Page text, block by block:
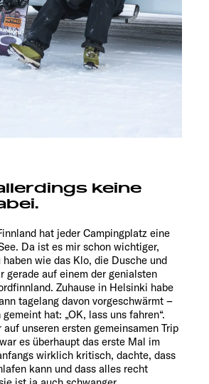
keine
hat jeder Campingplatz eine
Da ist es mir schon wichtiger,
haben wie das Klo, die Dusche und
gerade auf einem der genialsten
Zuhause in Helsinki habe
tagelang davon vorgeschwärmt –
hat: „OK, lass uns fahren“.
unseren ersten gemeinsamen Trip
es überhaupt das erste Mal im
wirklich kritisch, dachte, dass
kann und dass alles recht